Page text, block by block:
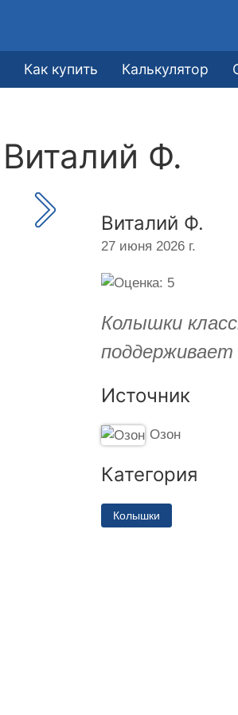
Как купить Калькулятор
Виталий Ф.
Виталий Ф.
27 июня 2026 г.
Колышки
поддерживает
Источник
Озон
Категория
Колышки